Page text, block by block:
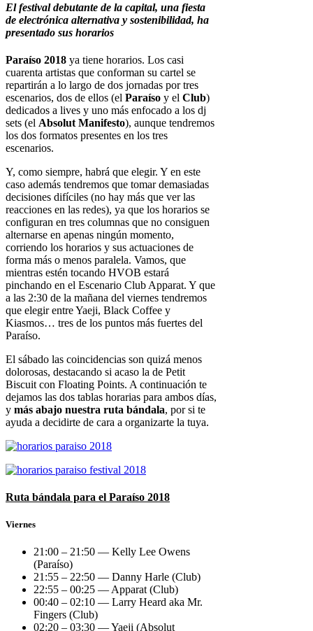
El festival debutante de la capital, una fiesta
de electrónica alternativa y sostenibilidad, ha
presentado sus horarios
Paraíso 2018 ya tiene horarios. Los casi
cuarenta artistas que conforman su cartel se
repartirán a lo largo de dos jornadas por tres
escenarios, dos de ellos (el Paraíso y el Club)
dedicados a lives y uno más enfocado a los dj
sets (el Absolut Manifesto), aunque tendremos
los dos formatos presentes en los tres
escenarios.
Y, como siempre, habrá que elegir. Y en este
caso además tendremos que tomar demasiadas
decisiones difíciles (no hay más que ver las
reacciones en las redes), ya que los horarios se
configuran en tres columnas que no consiguen
alternarse en apenas ningún momento,
corriendo los horarios y sus actuaciones de
forma más o menos paralela. Vamos, que
mientras estén tocando HVOB estará
pinchando en el Escenario Club Apparat. Y que
a las 2:30 de la mañana del viernes tendremos
que elegir entre Yaeji, Black Coffee y
Kiasmos… tres de los puntos más fuertes del
Paraíso.
El sábado las coincidencias son quizá menos
dolorosas, destacando si acaso la de Petit
Biscuit con Floating Points. A continuación te
dejamos las dos tablas horarias para ambos días,
y más abajo nuestra ruta bándala, por si te
ayuda a decidirte de cara a organizarte la tuya.
Ruta bándala para el Paraíso 2018
Viernes
21:00 – 21:50 — Kelly Lee Owens
(Paraíso)
21:55 – 22:50 — Danny Harle (Club)
22:55 – 00:25 — Apparat (Club)
00:40 – 02:10 — Larry Heard aka Mr.
Fingers (Club)
02:20 – 03:30 — Yaeji (Absolut